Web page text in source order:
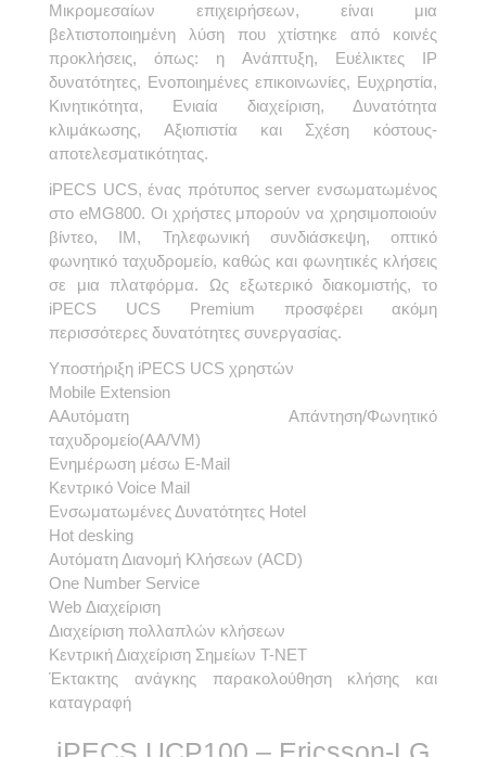
Μικρομεσαίων επιχειρήσεων, είναι μια
βελτιστοποιημένη λύση που χτίστηκε από κοινές
προκλήσεις, όπως: η Ανάπτυξη, Ευέλικτες IP
δυνατότητες, Ενοποιημένες επικοινωνίες, Ευχρηστία,
Κινητικότητα, Ενιαία διαχείριση, Δυνατότητα
κλιμάκωσης, Αξιοπιστία και Σχέση κόστους-
αποτελεσματικότητας.
iPECS UCS, ένας πρότυπος server ενσωματωμένος
στο eMG800. Οι χρήστες μπορούν να χρησιμοποιούν
βίντεο, IM, Τηλεφωνική συνδιάσκεψη, οπτικό
φωνητικό ταχυδρομείο, καθώς και φωνητικές κλήσεις
σε μια πλατφόρμα. Ως εξωτερικό διακομιστής, το
iPECS UCS Premium προσφέρει ακόμη
περισσότερες δυνατότητες συνεργασίας.
Υποστήριξη iPECS UCS χρηστών
Mobile Extension
AΑυτόματη Απάντηση/Φωνητικό
ταχυδρομείο(AA/VM)
Ενημέρωση μέσω E-Mail
Κεντρικό Voice Mail
Ενσωματωμένες Δυνατότητες Hotel
Hot desking
Αυτόματη Διανομή Κλήσεων (ACD)
One Number Service
Web Διαχείριση
Διαχείριση πολλαπλών κλήσεων
Κεντρική Διαχείριση Σημείων T-NET
Έκτακτης ανάγκης παρακολούθηση κλήσης και
καταγραφή